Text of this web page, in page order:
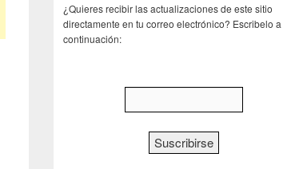
¿Quieres recibir las actualizaciones de este sitio
directamente en tu correo electrónico? Escribelo a
continuación: